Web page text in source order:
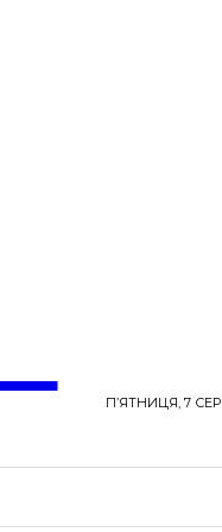
П’ЯТНИЦЯ, 7